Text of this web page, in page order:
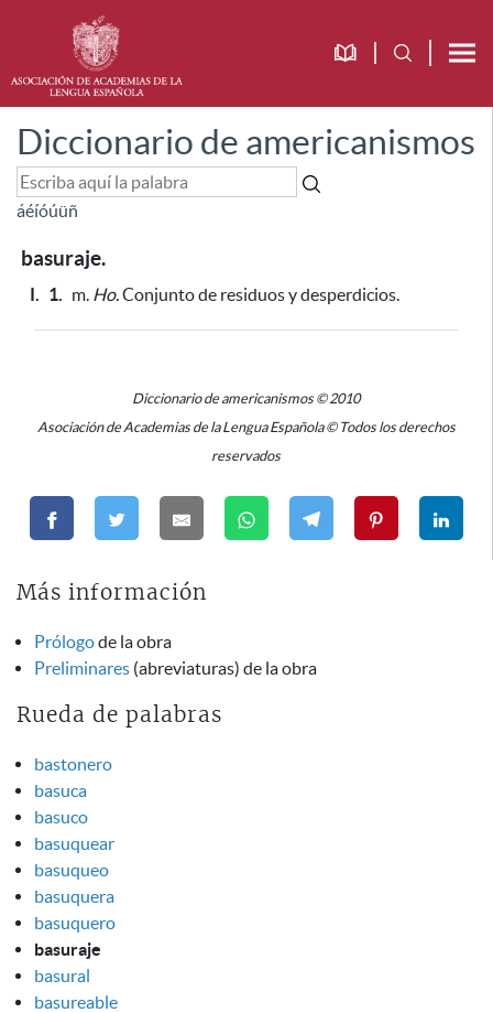
Diccionario de americanismos
áéíóúüñ
basuraje.
I. 1. m. Ho.Conjunto de residuos y desperdicios.
Diccionario de americanismos © 2010
Asociación de Academias de la Lengua Española © Todos los derechos
reservados
Más información
Prólogode la obra
Preliminares (abreviaturas) de la obra
Rueda de palabras
bastonero
basuca
basuco
basuquear
basuqueo
basuquera
basuquero
basuraje
basural
basureable